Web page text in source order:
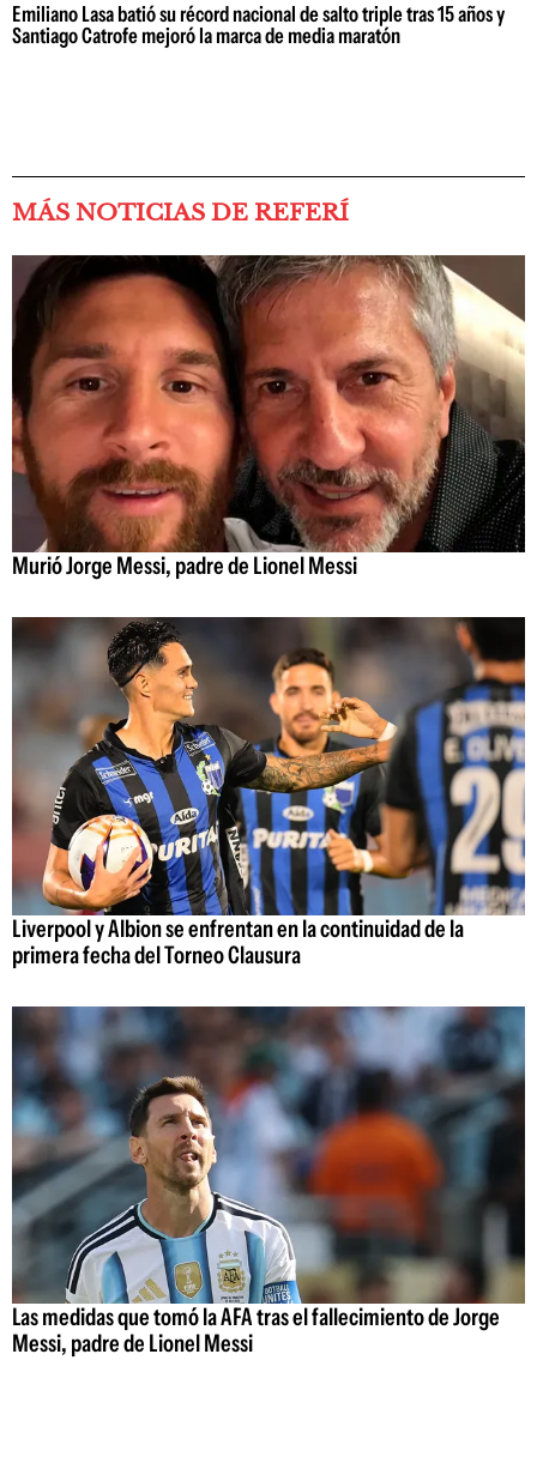
Emiliano Lasa batió su récord nacional de salto triple tras 15 años y
Santiago Catrofe mejoró la marca de media maratón
MÁS NOTICIAS DE REFERÍ
Murió Jorge Messi, padre de Lionel Messi
Liverpool y Albion se enfrentan en la continuidad de la
primera fecha del Torneo Clausura
Las medidas que tomó la AFA tras el fallecimiento de Jorge
Messi, padre de Lionel Messi